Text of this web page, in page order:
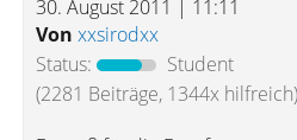
30. August 2011 | 11:11
Von xxsirodxx
Status:
Student
(2281 Beiträge, 1344x hilfreich)